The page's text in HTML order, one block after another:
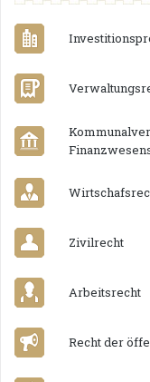
Zivilrecht
Arbeitsrecht
Recht der